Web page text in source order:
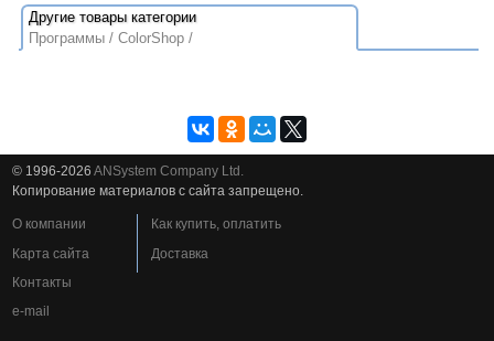
Программы ColorShop
© 1996-2026ANSystem Company Ltd.
Копирование материалов с сайта запрещено.
О компании
Карта сайта
Контакты
e-mail
Как купить, оплатить
Доставка